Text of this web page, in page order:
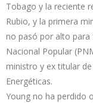
Tobago y la reciente
Rubio, y la primera
no pasó por alto
Nacional Popular
ministro y ex titular
Energéticas.
Young no ha perdido